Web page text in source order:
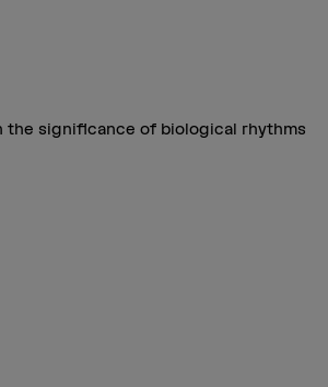
the significance of biological rhythms